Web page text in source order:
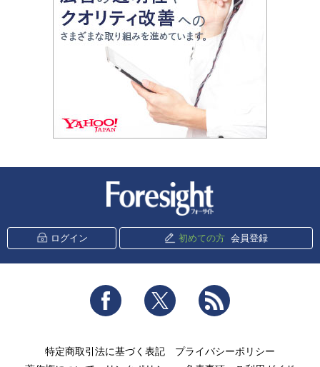
ログイン 初めての方 会員登録
Facebook Twitter
特定商取引法に基づく表記
プライバシーポリシー